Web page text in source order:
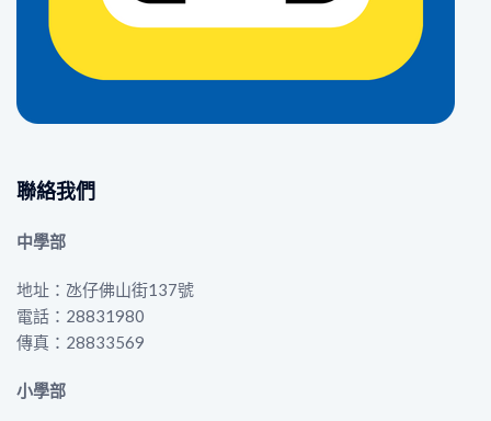
聯絡我們
中學部
地址：氹仔佛山街137號
電話：28831980
傳真：28833569
小學部